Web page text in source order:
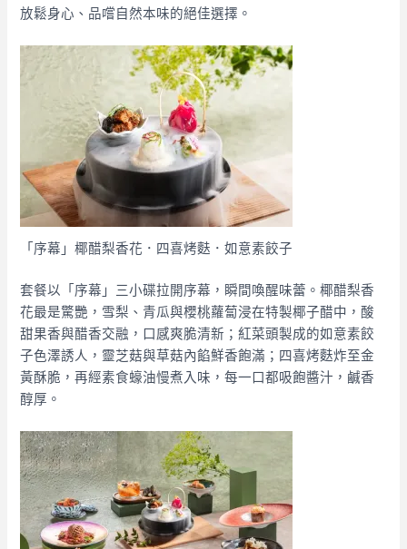
放鬆身心、品嚐自然本味的絕佳選擇。
「序幕」椰醋梨香花．四喜烤麩．如意素餃子
套餐以「序幕」三小碟拉開序幕，瞬間喚醒味蕾。椰醋梨香
花最是驚艷，雪梨、青瓜與櫻桃蘿蔔浸在特製椰子醋中，酸
甜果香與醋香交融，口感爽脆清新；紅菜頭製成的如意素餃
子色澤誘人，靈芝菇與草菇內餡鮮香飽滿；四喜烤麩炸至金
黃酥脆，再經素食蠔油慢煮入味，每一口都吸飽醬汁，鹹香
醇厚。